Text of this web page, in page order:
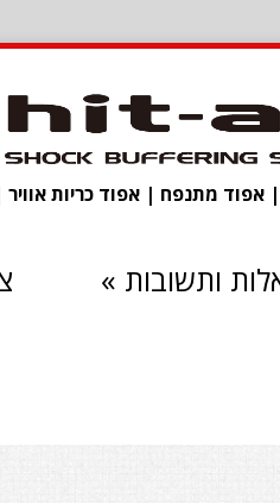
מתנפח | אפוד כריות אוויר |
ותשובות »